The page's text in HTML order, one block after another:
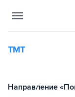
ТМТ
Направление